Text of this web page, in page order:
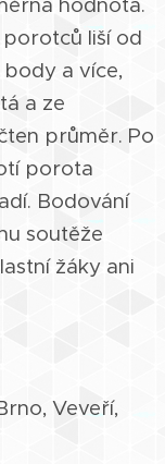
liší od
a více,
a ze
průměr. Po
porota
Bodování
soutěže
žáky ani
Veveří,